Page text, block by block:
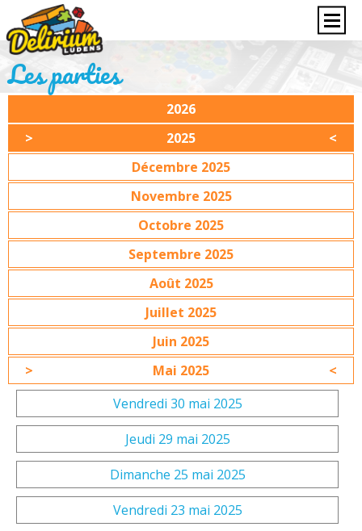
Les parties
2026
2025
Décembre 2025
Novembre 2025
Octobre 2025
Septembre 2025
Août 2025
Juillet 2025
Juin 2025
Mai 2025
Vendredi 30 mai 2025
Jeudi 29 mai 2025
Dimanche 25 mai 2025
Vendredi 23 mai 2025